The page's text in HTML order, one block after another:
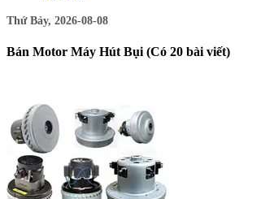
Thứ Bảy, 2026-08-08
Bán Motor Máy Hút Bụi (Có 20 bài viết)